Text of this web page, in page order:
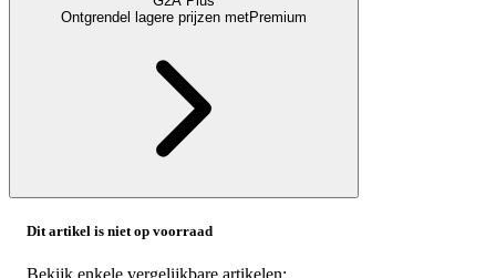
Ontgrendel lagere prijzen metPremium
Dit artikel is niet op voorraad